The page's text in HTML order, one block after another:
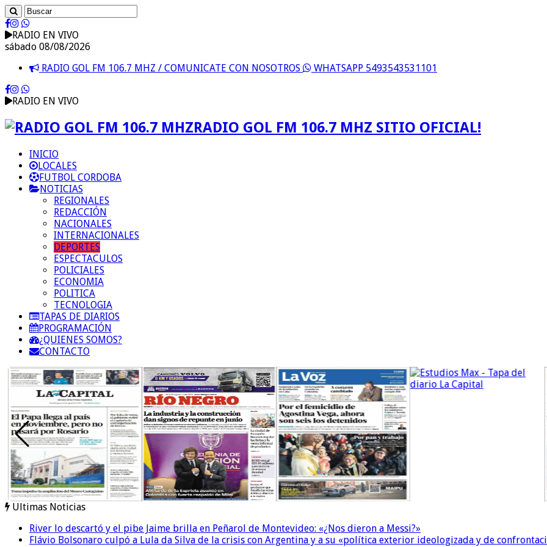
RADIO EN VIVO
sábado 08/08/2026
RADIO GOL FM 106.7 MHZ / COMUNICATE CON NOSOTROS
WHATSAPP 5493543531101
RADIO EN VIVO
RADIO GOL FM 106.7 MHZ SITIO OFICIAL!
INICIO
LOCALES
FUTBOL CORDOBA
NOTICIAS
REGIONALES
REDACCIÓN
NACIONALES
INTERNACIONALES
DEPORTES
ESPECTACULOS
POLICIALES
ECONOMIA
POLITICA
TECNOLOGIA
TAPAS DE DIARIOS
PROGRAMACIÓN
¿QUIENES SOMOS?
CONTACTO
Ultimas Noticias
River lo descartó y el pibe Jaime brilla en Peñarol de Montevideo: «¿Nos dieron a Messi?»
Flávio Bolsonaro culpó a Lula da Silva de la crisis con Argentina y a su «política exterior ideologizada y de